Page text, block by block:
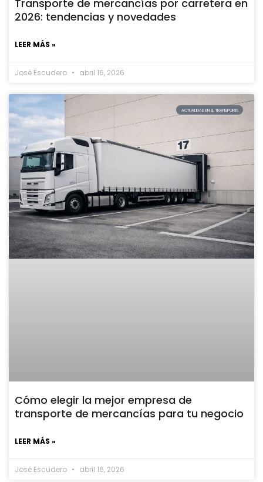
Transporte de mercancías por carretera en
2026: tendencias y novedades
LEER MÁS »
José Escudero abril 16, 2026
ACTUALIDAD EN EL TRANSPORTE
Cómo elegir la mejor empresa de
transporte de mercancías para tu negocio
LEER MÁS »
José Escudero abril 16, 2026